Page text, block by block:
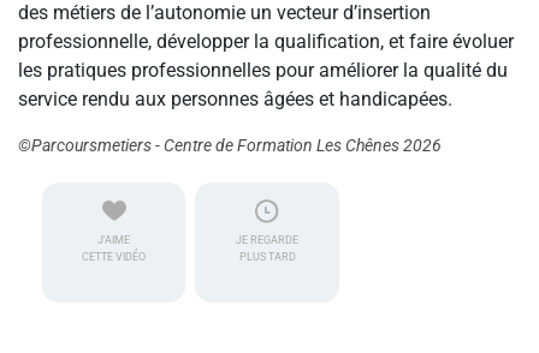
des métiers de l’autonomie un vecteur d’insertion
professionnelle, développer la qualification, et faire évoluer
les pratiques professionnelles pour améliorer la qualité du
service rendu aux personnes âgées et handicapées.
©Parcoursmetiers - Centre de Formation Les Chênes 2026
J'AIME
CETTE VIDÉO
JE REGARDE
PLUS TARD